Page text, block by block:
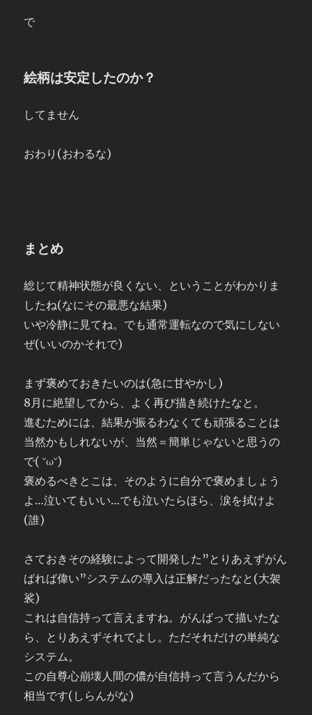
で
絵柄は安定したのか？
してません
おわり(おわるな)
まとめ
総じて精神状態が良くない、ということがわかりま
したね(なにその最悪な結果)
いや冷静に見てね。でも通常運転なので気にしない
ぜ(いいのかそれで)
まず褒めておきたいのは(急に甘やかし)
8月に絶望してから、よく再び描き続けたなと。
進むためには、結果が振るわなくても頑張ることは
当然かもしれないが、当然＝簡単じゃないと思うの
で( ˘ω˘)
褒めるべきとこは、そのように自分で褒めましょう
よ…泣いてもいい…でも泣いたらほら、涙を拭けよ
(誰)
さておきその経験によって開発した”とりあえずがん
ばれば偉い”システムの導入は正解だったなと(大袈
裟)
これは自信持って言えますね。がんばって描いたな
ら、とりあえずそれでよし。ただそれだけの単純な
システム。
この自尊心崩壊人間の儂が自信持って言うんだから
相当です(しらんがな)